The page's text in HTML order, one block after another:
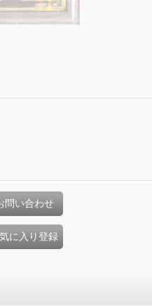
問い合わせ
に入り登録